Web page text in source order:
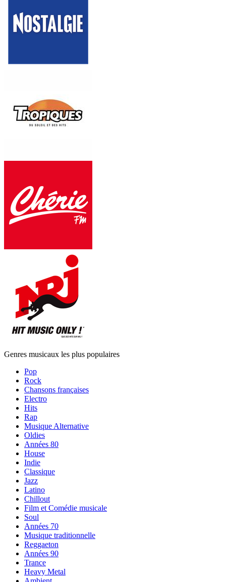
Genres musicaux les plus populaires
Pop
Rock
Chansons françaises
Electro
Hits
Rap
Musique Alternative
Oldies
Années 80
House
Indie
Classique
Jazz
Latino
Chillout
Film et Comédie musicale
Soul
Années 70
Musique traditionnelle
Reggaeton
Années 90
Trance
Heavy Metal